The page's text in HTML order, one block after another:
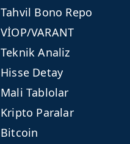
Tahvil Bono Repo
VİOP/VARANT
Teknik Analiz
Hisse Detay
Mali Tablolar
Kripto Paralar
Bitcoin